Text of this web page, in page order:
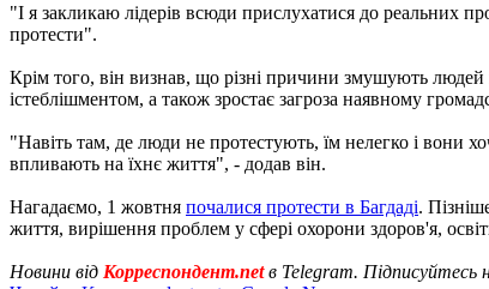
"І я закликаю лідерів всюди прислухатися до реальних
протести".
Крім того, він визнав, що різні причини змушують людей
істеблішментом, а також зростає загроза наявному
"Навіть там, де люди не протестують, їм нелегко і вони
впливають на їхнє життя", - додав він.
Нагадаємо, 1 жовтня почалися протести в Багдаді.
життя, вирішення проблем у сфері охорони здоров'я,
Новини від Корреспондент.netв Telegram. Підписуйтесь